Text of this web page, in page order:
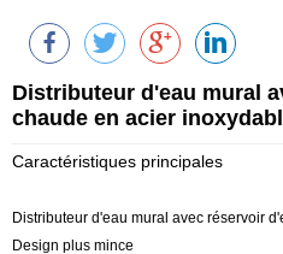
Distributeur d'eau mural
chaude en acier
Caractéristiques principales
Distributeur d'eau mural avec réservoir
Design plus mince